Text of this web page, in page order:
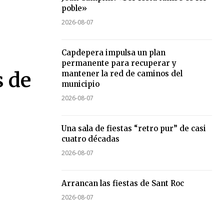
de
poble»
2026-08-07
Capdepera impulsa un plan
permanente para recuperar y
mantener la red de caminos del
municipio
2026-08-07
Una sala de fiestas “retro pur” de casi
cuatro décadas
2026-08-07
Arrancan las fiestas de Sant Roc
2026-08-07